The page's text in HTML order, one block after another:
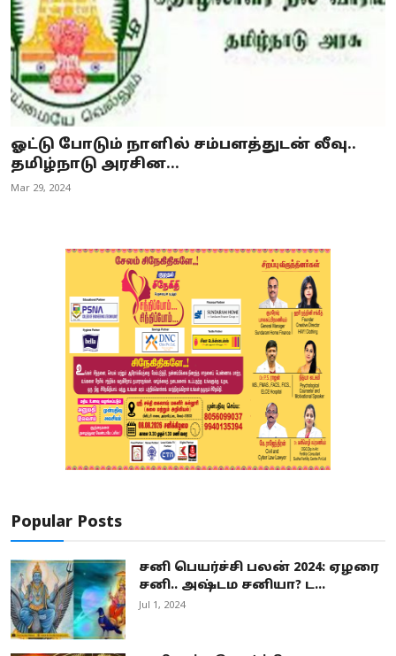
ஓட்டு போடும் நாளில் சம்பளத்துடன் லீவு..
தமிழ்நாடு அரசின...
Mar 29, 2024
Popular Posts
சனி பெயர்ச்சி பலன் 2024: ஏழரை
சனி.. அஷ்டம சனியா? ட...
Jul 1, 2024